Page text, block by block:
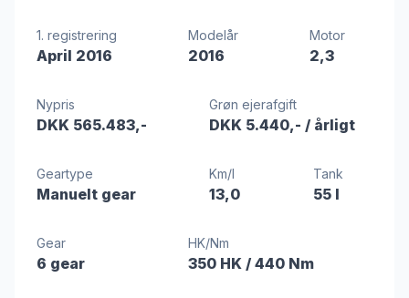
1. registrering
April 2016
Modelår
2016
Motor
2,3
Nypris
DKK 565.483,-
Grøn ejerafgift
DKK 5.440,- / årligt
Geartype
Manuelt gear
Km/l
13,0
Tank
55 l
Gear
6 gear
HK/Nm
350 HK / 440 Nm